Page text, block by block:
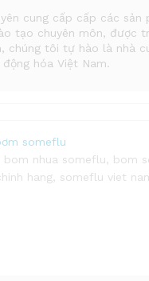
cung cấp cấp các sản
tạo chuyên môn, được
chúng tôi tự hào là nhà
hóa Việt Nam.
someflu
bom nhua someflu bom
hang
someflu viet